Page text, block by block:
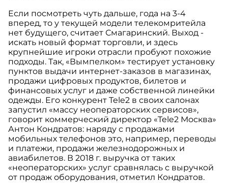
Eсли посмотреть чуть дальше, года на 3-4
вперед, то у текущей модели телекомритейла
нет будущего, считает Смагаринский. Выход -
искать новый формат торговли, и здесь
крупнейшие игроки отрасли пробуют похожие
подходы. Так, «Вымпелком» тестирует установку
пунктов выдачи интернет-заказов в магазинах,
продажи цифровых продуктов, билетов и
финансовых услуг и даже собственной линейки
одежды. Eго конкурент Tele2 в своих салонах
запустил «массу неоператорских сервисов»,
говорит коммерческий директор «Tele2 Москва»
Антон Кондратов: наряду с продажами
мобильных телефонов это, например, переводы
и платежи, продажи железнодорожных и
авиабилетов. В 2018 г. выручка от таких
«неоператорских» услуг сравнялась с выручкой
от продаж оборудования, отметил Кондратов.